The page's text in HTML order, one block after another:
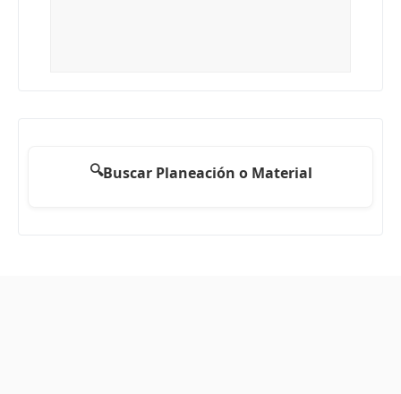
🔍Buscar Planeación o Material